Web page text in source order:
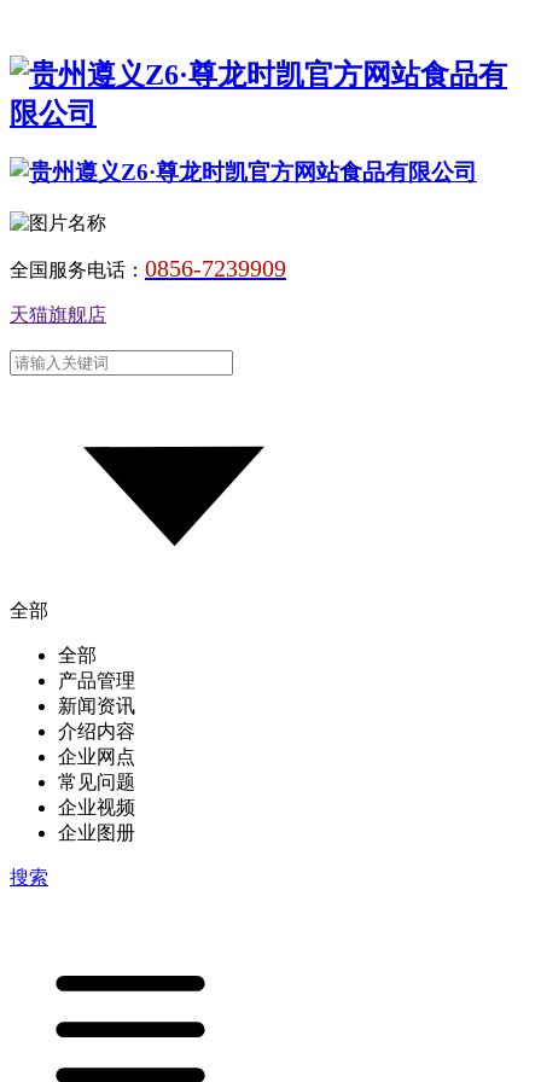
全国服务电话： 0856-7239909
天猫旗舰店
全部
全部
产品管理
新闻资讯
介绍内容
企业网点
常见问题
企业视频
企业图册
搜索